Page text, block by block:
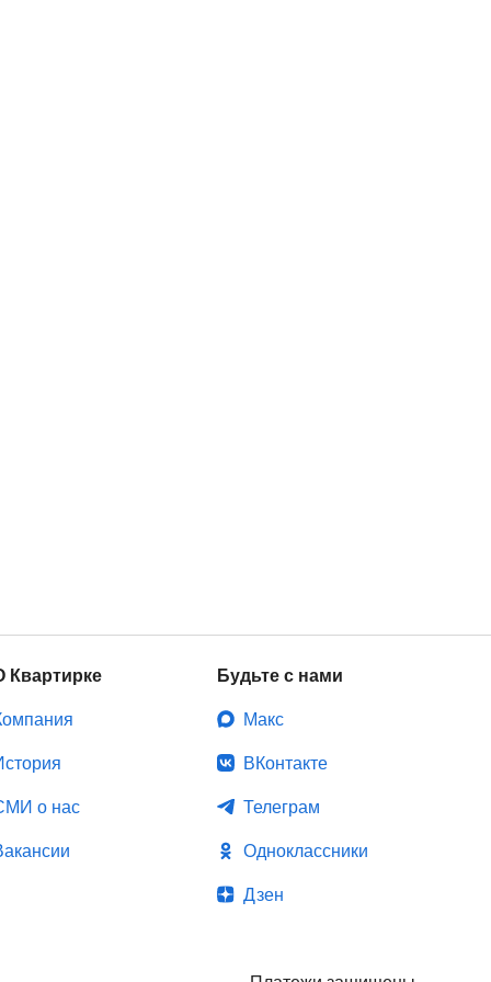
Квартирке
о нас
Будьте с нами
Макс
ВКонтакте
Телеграм
Одноклассники
Дзен